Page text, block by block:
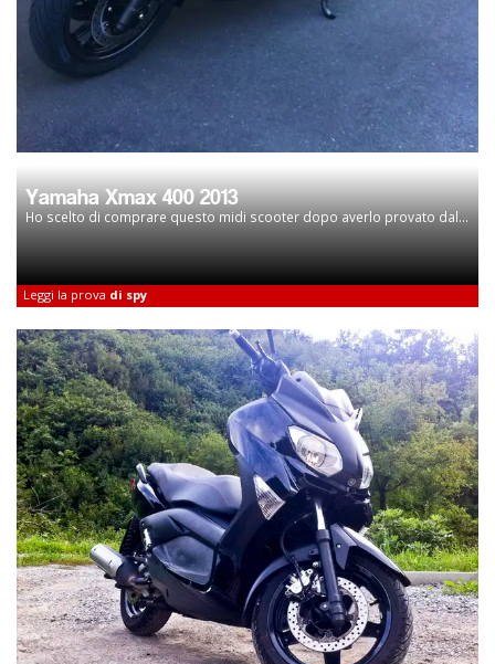
Yamaha Xmax 400 2013
Ho scelto di comprare questo midi scooter dopo averlo provato dal...
Leggi la prova di spy